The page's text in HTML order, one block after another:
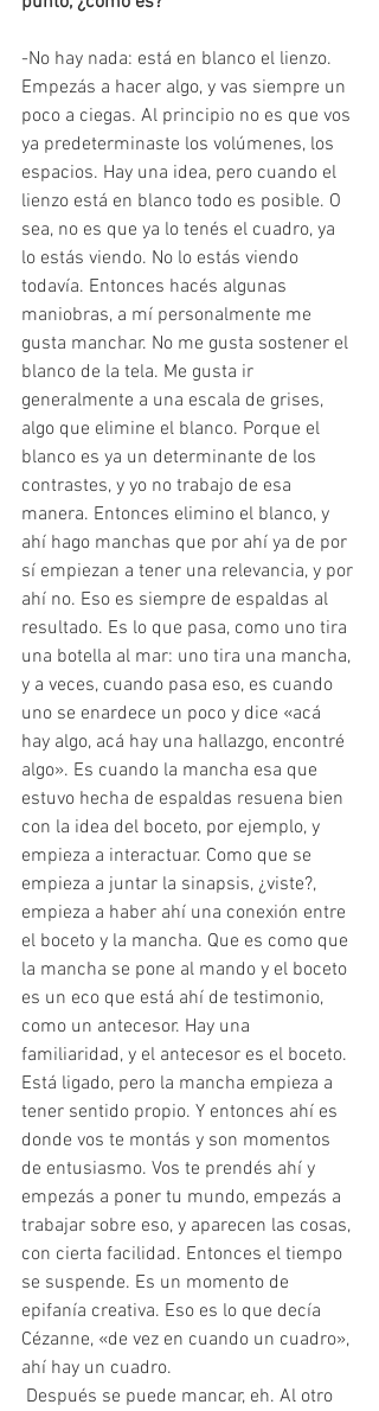
-No hay nada: está en blanco el lienzo.
Empezás a hacer algo, y vas siempre un
poco a ciegas. Al principio no es que vos
ya predeterminaste los volúmenes, los
espacios. Hay una idea, pero cuando el
lienzo está en blanco todo es posible. O
sea, no es que ya lo tenés el cuadro, ya
lo estás viendo. No lo estás viendo
todavía. Entonces hacés algunas
maniobras, a mí personalmente me
gusta manchar. No me gusta sostener el
blanco de la tela. Me gusta ir
generalmente a una escala de grises,
algo que elimine el blanco. Porque el
blanco es ya un determinante de los
contrastes, y yo no trabajo de esa
manera. Entonces elimino el blanco, y
ahí hago manchas que por ahí ya de por
sí empiezan a tener una relevancia, y por
ahí no. Eso es siempre de espaldas al
resultado. Es lo que pasa, como uno tira
una botella al mar: uno tira una mancha,
y a veces, cuando pasa eso, es cuando
uno se enardece un poco y dice «acá
hay algo, acá hay una hallazgo, encontré
algo». Es cuando la mancha esa que
estuvo hecha de espaldas resuena bien
con la idea del boceto, por ejemplo, y
empieza a interactuar. Como que se
empieza a juntar la sinapsis, ¿viste?,
empieza a haber ahí una conexión entre
el boceto y la mancha. Que es como que
la mancha se pone al mando y el boceto
es un eco que está ahí de testimonio,
como un antecesor. Hay una
familiaridad, y el antecesor es el boceto.
Está ligado, pero la mancha empieza a
tener sentido propio. Y entonces ahí es
donde vos te montás y son momentos
de entusiasmo. Vos te prendés ahí y
empezás a poner tu mundo, empezás a
trabajar sobre eso, y aparecen las cosas,
con cierta facilidad. Entonces el tiempo
se suspende. Es un momento de
epifanía creativa. Eso es lo que decía
Cézanne, «de vez en cuando un cuadro»,
ahí hay un cuadro.